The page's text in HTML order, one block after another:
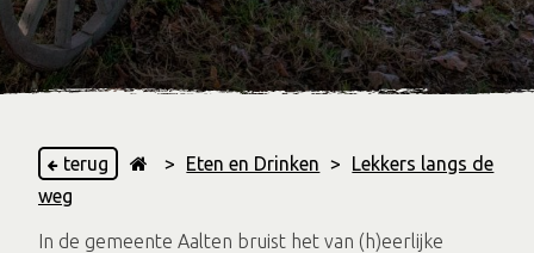
terug > Eten en Drinken >
Lekkers langs de
weg
In de gemeente Aalten bruist het van (h)eerlijke